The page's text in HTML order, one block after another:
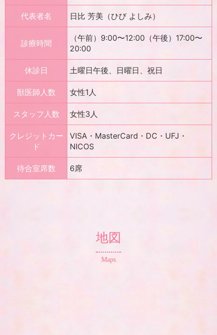
代表者名 日比 芳美（ひび よしみ）
診療時間
（午前）9:00〜12:00（午後）17:00〜
20:00
休診日 土曜日午後、日曜日、祝日
獣医師人数 女性1人
スタッフ人数 女性3人
クレジットカー
ド
VISA・MasterCard・DC・UFJ・
NICOS
待合室席数 6席
地図
Maps